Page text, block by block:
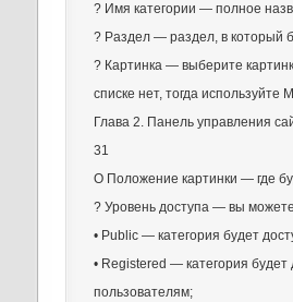
? Имя категории — полное
? Раздел — раздел, в который
? Картинка — выберите
списке нет, тогда используйте
Глава 2. Панель управления
31
О Положение картинки — где
? Уровень доступа — вы
• Public — категория будет
• Registered — категория
пользователям;